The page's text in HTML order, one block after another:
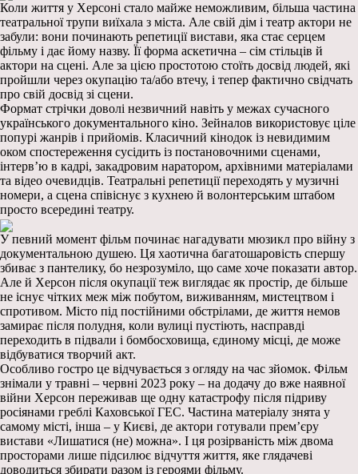
Коли життя у Херсоні стало майже неможливим, більша частина
театральної трупи виїхала з міста. Але свій дім і театр актори не
забули: вони починають репетиції вистави, яка стає серцем
фільму і дає йому назву. Її форма аскетична – сім стільців й
актори на сцені. Але за цією простотою стоїть досвід людей, які
пройшли через окупацію та/або втечу, і тепер фактично свідчать
про свій досвід зі сцени.
Формат стрічки доволі незвичний навіть у межах сучасного
українського документального кіно. Зейналов використовує ціле
попурі жанрів і прийомів. Класичний кінодок із невидимим
оком спостереження сусідить із постановочними сценами,
інтерв’ю в кадрі, закадровим наратором, архівними матеріалами
та відео очевидців. Театральні репетиції переходять у музичні
номери, а сцена співіснує з кухнею й волонтерським штабом
просто всередині театру.
У певний момент фільм починає нагадувати мюзикл про війну з
документальною душею. Ця хаотична багатошаровість спершу
збиває з пантелику, бо незрозуміло, що саме хоче показати автор.
Але й Херсон після окупації теж виглядає як простір, де більше
не існує чітких меж між побутом, виживанням, мистецтвом і
спротивом. Місто під постійними обстрілами, де життя немов
замирає після полудня, коли вулиці пустіють, насправді
переходить в підвали і бомбосховища, єдиному місці, де може
відбуватися творчий акт.
Особливо гостро це відчувається з огляду на час зйомок. Фільм
знімали у травні – червні 2023 року – на додачу до вже наявної
війни Херсон переживав ще одну катастрофу після підриву
росіянами греблі Каховської ГЕС. Частина матеріалу знята у
самому місті, інша – у Києві, де актори готували прем’єру
вистави «Лишатися (не) можна». І ця розірваність між двома
просторами лише підсилює відчуття життя, яке глядачеві
доводиться збирати разом із героями фільму.